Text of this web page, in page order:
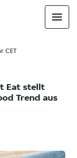
CET
Eat stellt
Trend aus